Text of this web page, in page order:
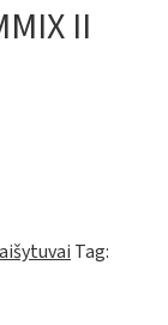
II
Tag: